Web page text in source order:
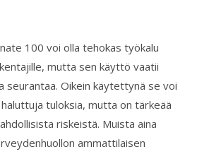
100 voi olla tehokas työkalu
mutta sen käyttö vaatii
seurantaa. Oikein käytettynä se voi
tuloksia, mutta on tärkeää
riskeistä. Muista aina
ammattilaisen